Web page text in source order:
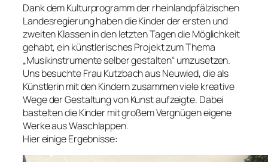
Dank dem Kulturprogramm der rheinlandpfälzischen
Landesregierung haben die Kinder der ersten und
zweiten Klassen in den letzten Tagen die Möglichkeit
gehabt, ein künstlerisches Projekt zum Thema
„Musikinstrumente selber gestalten“ umzusetzen.
Uns besuchte Frau Kutzbach aus Neuwied, die als
Künstlerin mit den Kindern zusammen viele kreative
Wege der Gestaltung von Kunst aufzeigte. Dabei
bastelten die Kinder mit großem Vergnügen eigene
Werke aus Waschlappen.
Hier einige Ergebnisse: